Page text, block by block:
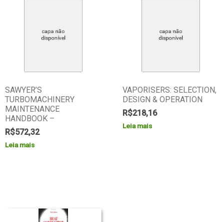
SAWYER’S
TURBOMACHINERY
MAINTENANCE
HANDBOOK –
R$572,32
Leia mais
VAPORISERS: SELECTION,
DESIGN & OPERATION
R$218,16
Leia mais